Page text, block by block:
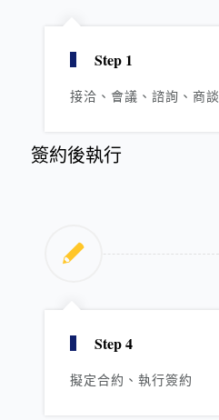
Step 1
接洽、會議、諮詢、商談
簽約後執行
Step 4
擬定合約、執行簽約